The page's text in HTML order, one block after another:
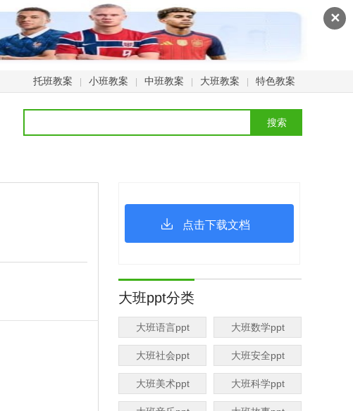
✕
托班教案 小班教案 中班教案 大班教案 特色教案
点击下载文档
大班ppt分类
大班语言ppt 大班数学ppt
大班社会ppt 大班安全ppt
大班美术ppt 大班科学ppt